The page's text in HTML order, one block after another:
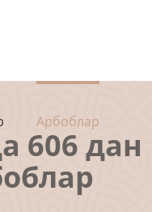
Арбоблар
606 дан